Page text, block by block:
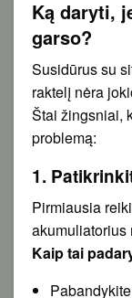
Ką daryti,
garso?
Susidūrus su
raktelį nėra
Štai žingsniai,
problemą:
1.
Pirmiausia
akumuliatorius
Kaip tai